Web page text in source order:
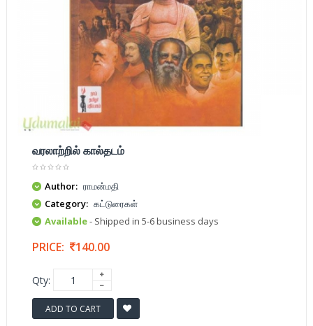
வரலாற்றில் கால்தடம்
Author: ராமன்மதி
Category: கட்டுரைகள்
Available- Shipped in 5-6 business days
PRICE: 140.00
Qty:
ADD TO CART